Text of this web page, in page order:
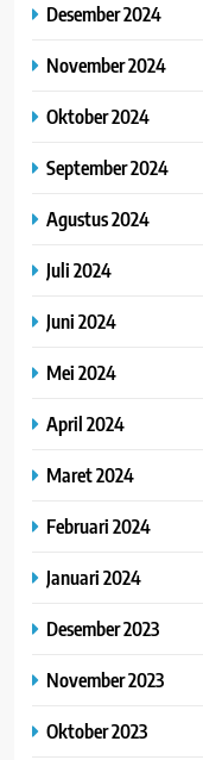
Desember 2024
November 2024
Oktober 2024
September 2024
Agustus 2024
Juli 2024
Juni 2024
Mei 2024
April 2024
Maret 2024
Februari 2024
Januari 2024
Desember 2023
November 2023
Oktober 2023